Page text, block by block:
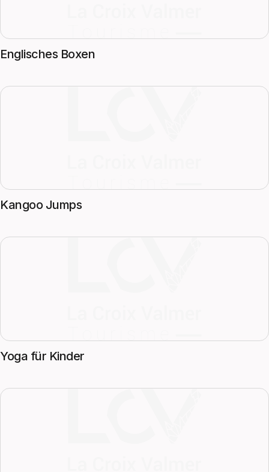
Englisches Boxen
Kangoo Jumps
Yoga für Kinder